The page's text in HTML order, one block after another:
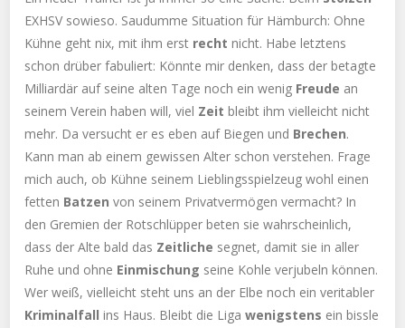
EXHSV sowieso. Saudumme Situation für Hämburch: Ohne
Kühne geht nix, mit ihm erst rechtnicht. Habe letztens
schon drüber fabuliert: Könnte mir denken, dass der betagte
Milliardär auf seine alten Tage noch ein wenig Freude an
seinem Verein haben will, viel Zeitbleibt ihm vielleicht nicht
mehr. Da versucht er es eben auf Biegen und Brechen.
Kann man ab einem gewissen Alter schon verstehen. Frage
mich auch, ob Kühne seinem Lieblingsspielzeug wohl einen
fetten Batzenvon seinem Privatvermögen vermacht? In
den Gremien der Rotschlüpper beten sie wahrscheinlich,
dass der Alte bald das Zeitliche segnet, damit sie in aller
Ruhe und ohne Einmischung seine Kohle verjubeln können.
Wer weiß, vielleicht steht uns an der Elbe noch ein veritabler
Kriminalfallins Haus. Bleibt die Ligawenigstens ein bissle